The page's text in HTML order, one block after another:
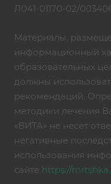
Л041-01170-02/
Материалы,
информационный
образовательных
должны
рекомендаций.
методики лечения
«ВИТА» не несет
негативные
использования
сайте https://